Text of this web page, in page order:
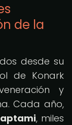
de la
desde su
de Konark
y
Cada año,
, miles